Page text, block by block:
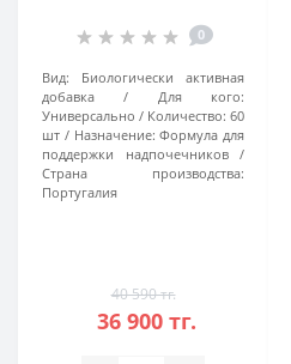
0
Вид:
Биологически активная
добавка
Для кого:
Универсально
Количество: 60
шт
Назначение: Формула для
поддержки надпочечников
Страна производства:
Португалия
40 590 тг.
36 900 тг.